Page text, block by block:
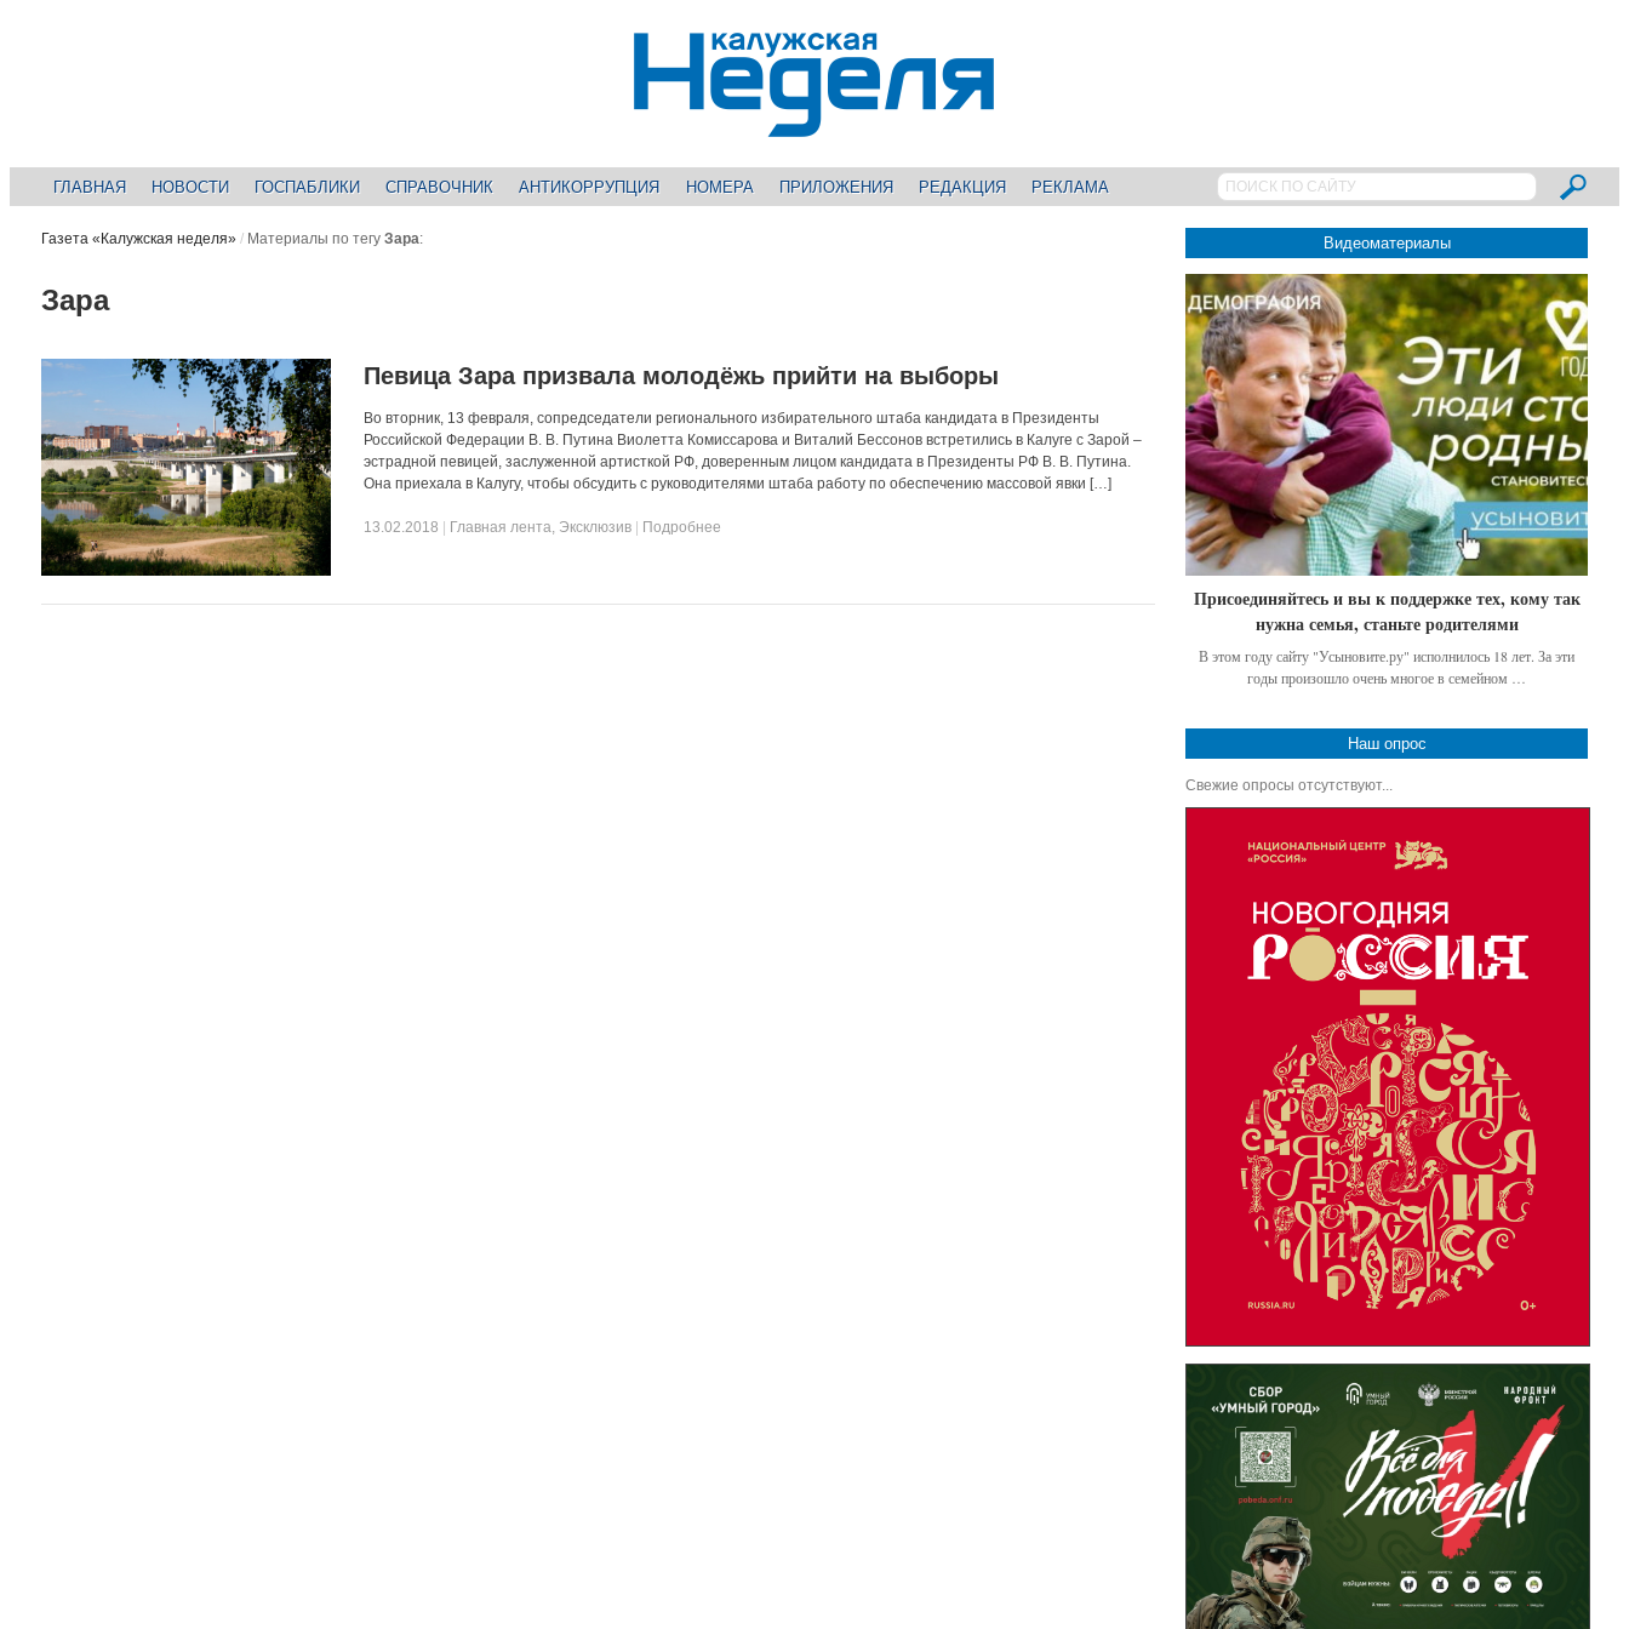
ГЛАВНАЯ НОВОСТИ ГОСПАБЛИКИ СПРАВОЧНИК АНТИКОРРУПЦИЯ НОМЕРА ПРИЛОЖЕНИЯ РЕДАКЦИЯ РЕКЛАМА
Газета «Калужская неделя» / Материалы по тегу Зара:
Зара
Певица Зара призвала молодёжь прийти на выборы
Во вторник, 13 февраля, сопредседатели регионального избирательного штаба кандидата в Президенты
Российской Федерации В. В. Путина Виолетта Комиссарова и Виталий Бессонов встретились в Калуге с Зарой –
эстрадной певицей, заслуженной артисткой РФ, доверенным лицом кандидата в Президенты РФ В. В. Путина.
Она приехала в Калугу, чтобы обсудить с руководителями штаба работу по обеспечению массовой явки […]
13.02.2018 Главная лента, Эксклюзив Подробнее
Видеоматериалы
Присоединяйтесь и вы к поддержке тех, кому так
нужна семья, станьте родителями
В этом году сайту "Усыновите.ру" исполнилось 18 лет. За эти
годы произошло очень многое в семейном …
Наш опрос
Свежие опросы отсутствуют...